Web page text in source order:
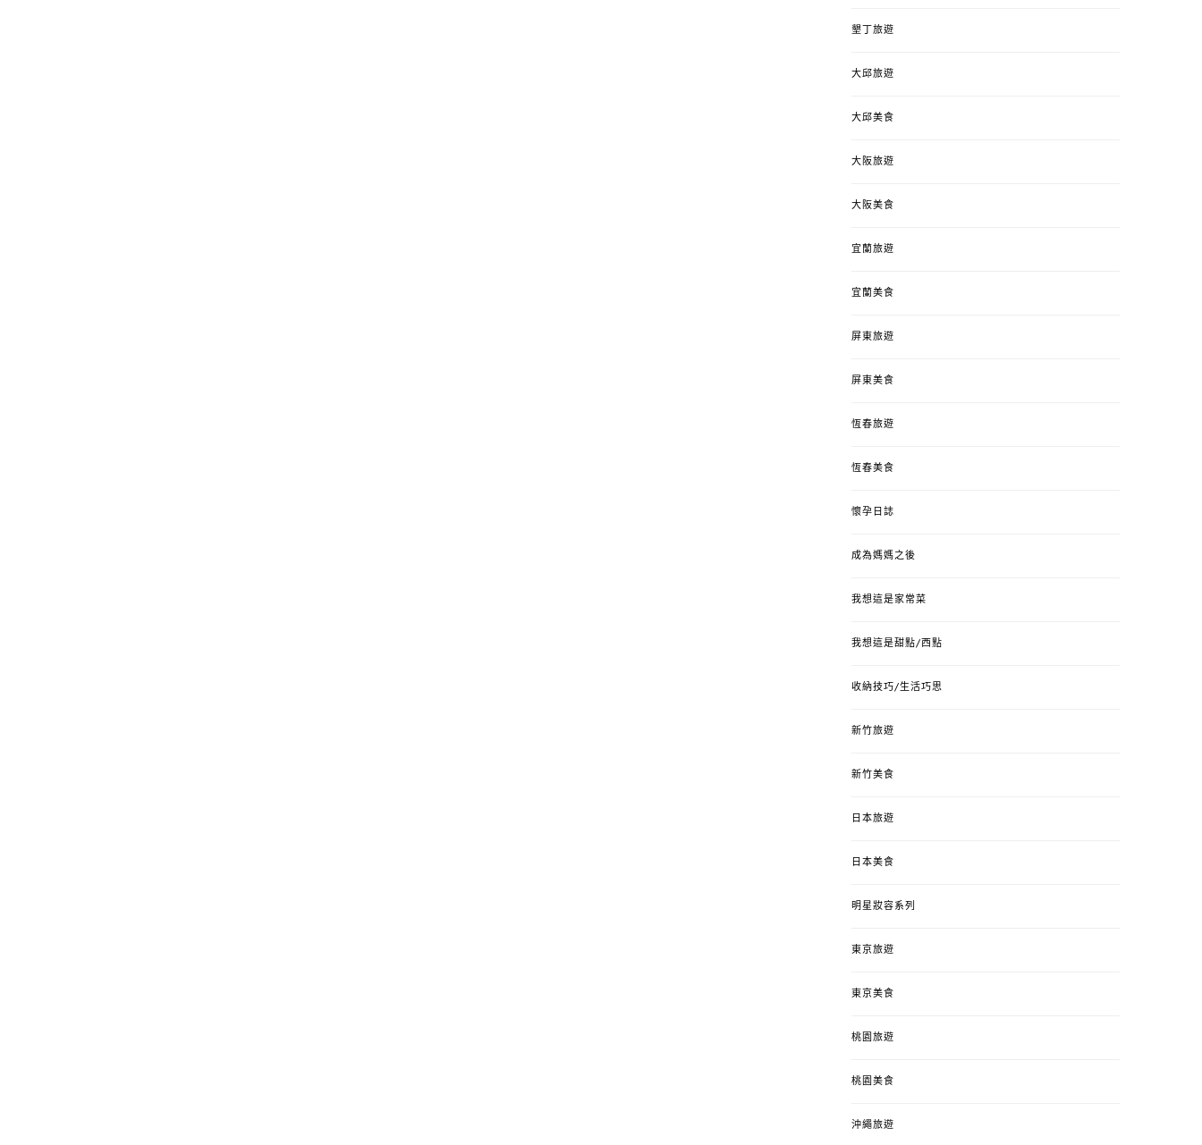
墾丁旅遊
大邱旅遊
大邱美食
大阪旅遊
大阪美食
宜蘭旅遊
宜蘭美食
屏東旅遊
屏東美食
恆春旅遊
恆春美食
懷孕日誌
成為媽媽之後
我想這是家常菜
我想這是甜點/西點
收納技巧/生活巧思
新竹旅遊
新竹美食
日本旅遊
日本美食
明星妝容系列
東京旅遊
東京美食
桃園旅遊
桃園美食
沖繩旅遊